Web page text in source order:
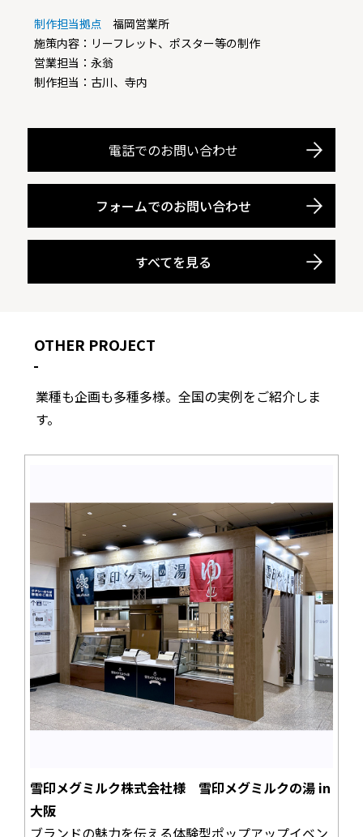
制作担当拠点
福岡営業所
施策内容：リーフレット、ポスター等の制作
営業担当：永翁
制作担当：古川、寺内
電話でのお問い合わせ
フォームでのお問い合わせ
すべてを見る
OTHER PROJECT
業種も企画も多種多様。全国の実例をご紹介しま
す。
雪印メグミルク株式会社様 雪印メグミルクの湯 in
大阪
ブランドの魅力を伝える体験型ポップアップイベン